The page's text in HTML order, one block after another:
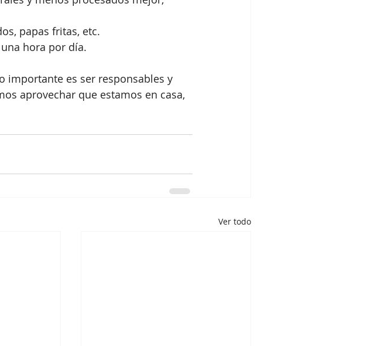
papas fritas, etc.
hora por día.
importante es ser responsables y
aprovechar que estamos en casa,
Ver todo